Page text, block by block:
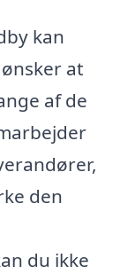
kan
at
af de
den
du ikke